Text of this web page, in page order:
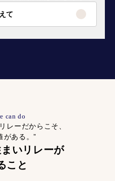
て
can do
レーだからこそ、
がある。”
いリレーが
こと